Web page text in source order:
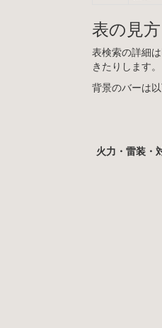
表の見方
表検索の詳細
きたりします。
背景のバーは
火力・雷装・